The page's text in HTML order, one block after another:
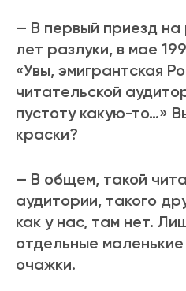
— В первый приезд
лет разлуки, в мае
«Увы, эмигрантская
читательской
пустоту какую-то…»
краски?
— В общем, такой
аудитории, такого
как у нас, там нет.
отдельные
очажки.